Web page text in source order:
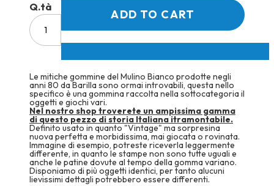
Q.tà
ADD TO CART
Le mitiche gommine del Mulino Bianco prodotte negli
anni 80 da Barilla sono ormai introvabili, questa nello
specifico è una gommina raccolta nella sottocategoria il
oggetti e giochi vari.
Nel nostro shop troverete un ampissima gamma
di questo pezzo di storia Italiana itramontabile.
Definito usato in quanto "Vintage" ma sorpresina
nuova perfetta e morbidissima, mai giocata o rovinata.
Immagine di esempio, potreste riceverla leggermente
differente, in quanto le stampe non sono tutte uguali e
anche le patine dovute al tempo della gomma variano.
Disponiamo di più oggetti identici, per tanto alucuni
lievissimi dettagli potrebbero essere differenti.